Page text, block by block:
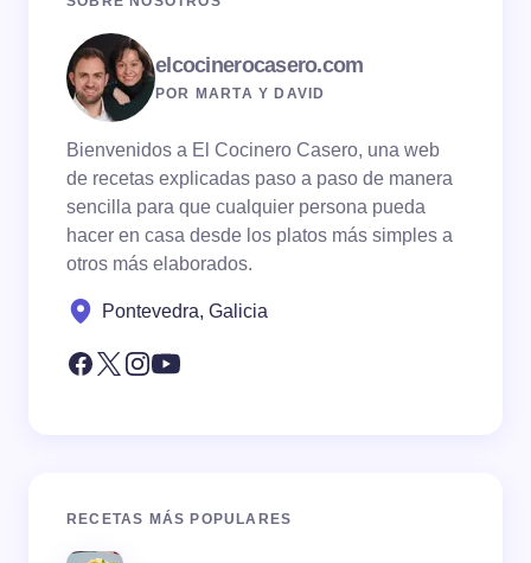
elcocinerocasero.com
POR MARTA Y DAVID
Bienvenidos a El Cocinero Casero, una web
de recetas explicadas paso a paso de manera
sencilla para que cualquier persona pueda
hacer en casa desde los platos más simples a
otros más elaborados.
Pontevedra, Galicia
RECETAS MÁS POPULARES